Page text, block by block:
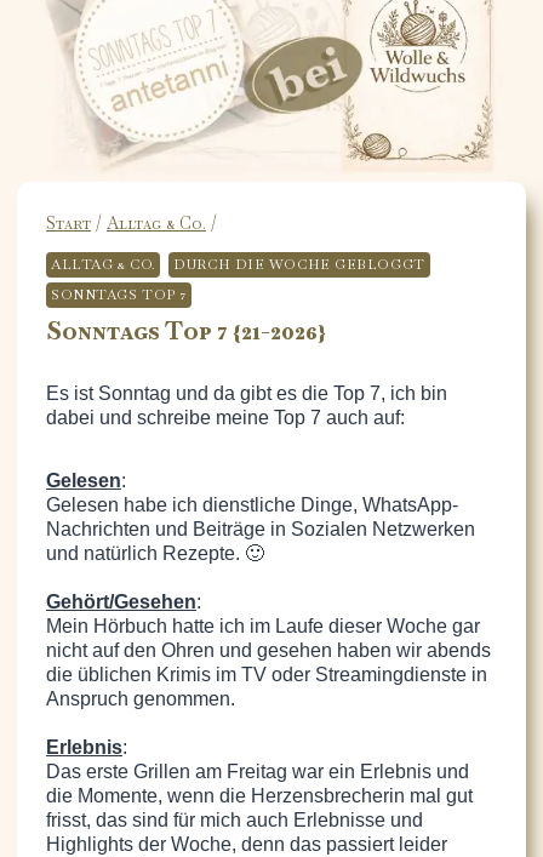
Start / Alltag & Co. /
ALLTAG & CO.
DURCH DIE WOCHE GEBLOGGT
SONNTAGS TOP 7
Sonntags Top 7 {21-2026}
Es ist Sonntag und da gibt es die Top 7, ich bin
dabei und schreibe meine Top 7 auch auf:
Gelesen:
Gelesen habe ich dienstliche Dinge, WhatsApp-
Nachrichten und Beiträge in Sozialen Netzwerken
und natürlich Rezepte. 🙂
Gehört/Gesehen:
Mein Hörbuch hatte ich im Laufe dieser Woche gar
nicht auf den Ohren und gesehen haben wir abends
die üblichen Krimis im TV oder Streamingdienste in
Anspruch genommen.
Erlebnis:
Das erste Grillen am Freitag war ein Erlebnis und
die Momente, wenn die Herzensbrecherin mal gut
frisst, das sind für mich auch Erlebnisse und
Highlights der Woche, denn das passiert leider